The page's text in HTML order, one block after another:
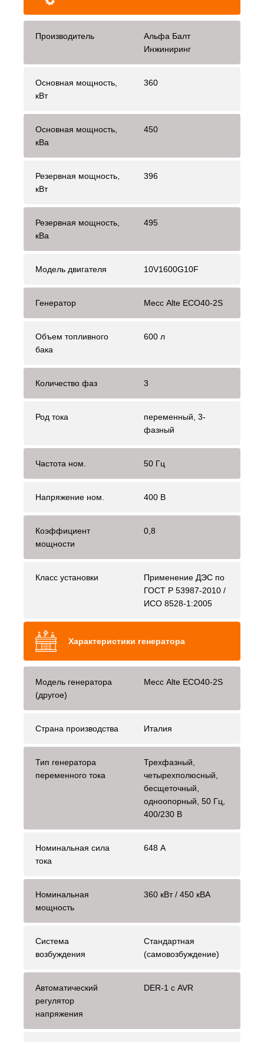
Производитель
Альфа Балт
Инжиниринг
Основная мощность,
кВт
360
Основная мощность,
кВа
450
Резервная мощность,
кВт
396
Резервная мощность,
кВа
495
Модель двигателя 10V1600G10F
Генератор Mecc Alte ECO40-2S
Объем топливного
бака
600 л
Количество фаз 3
Род тока
переменный, 3-
фазный
Частота ном. 50 Гц
Напряжение ном. 400 В
Коэффициент
мощности
0,8
Класс установки
Применение ДЭС по
ГОСТ Р 53987-2010 /
ИСО 8528-1:2005
Характеристики генератора
Модель генератора
(другое)
Mecc Alte ECO40-2S
Страна производства Италия
Тип генератора
переменного тока
Трехфазный,
четырехполюсный,
бесщеточный,
одноопорный, 50 Гц,
400/230 В
Номинальная сила
тока
648 А
Номинальная
мощность
360 кВт / 450 кВА
Система
возбуждения
Стандартная
(самовозбуждение)
Автоматический
регулятор
напряжения
DER-1 с AVR